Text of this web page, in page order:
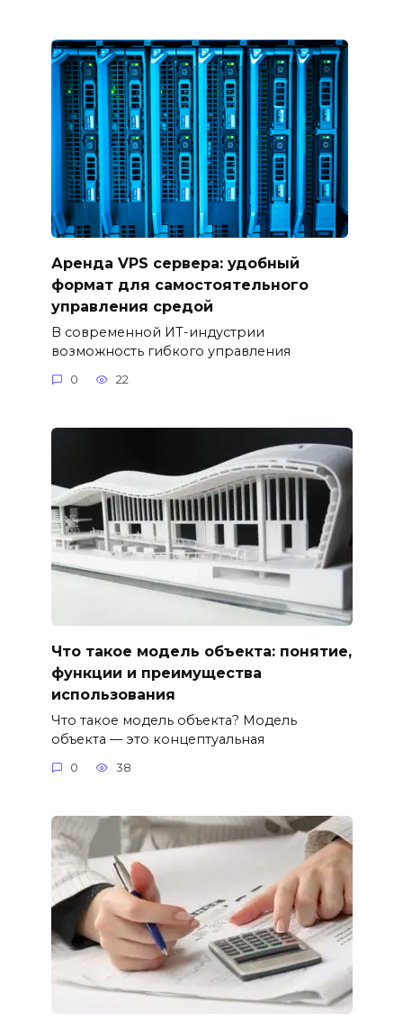
Аренда VPS сервера: удобный
формат для самостоятельного
управления средой
В современной ИТ-индустрии
возможность гибкого управления
0 22
Что такое модель объекта: понятие,
функции и преимущества
использования
Что такое модель объекта? Модель
объекта — это концептуальная
0 38